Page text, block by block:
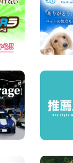
☆ 夏休みクーポン
9,500円おトク! ☆
取青谷店
100円レンタ
人気のハイエース
100円レンタカー 寝
夏季休暇のお知らせ
墨田両国店
100円レンタ
夏季休暇のお知らせ
墨田文花店